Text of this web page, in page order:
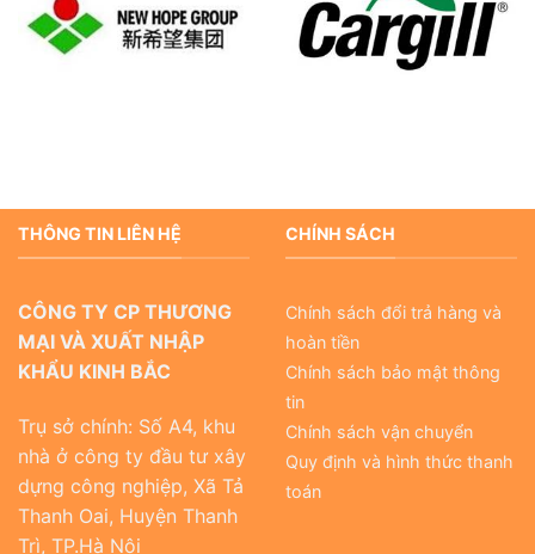
THÔNG TIN LIÊN HỆ
CÔNG TY CP THƯƠNG
MẠI VÀ XUẤT NHẬP
KHẨU KINH BẮC
Trụ sở chính: Số A4, khu
nhà ở công ty đầu tư xây
dựng công nghiệp, Xã Tả
Thanh Oai, Huyện Thanh
Trì, TP.Hà Nội
CHÍNH SÁCH
Chính sách đổi trả hàng và
hoàn tiền
Chính sách bảo mật thông
tin
Chính sách vận chuyển
Quy định và hình thức thanh
toán